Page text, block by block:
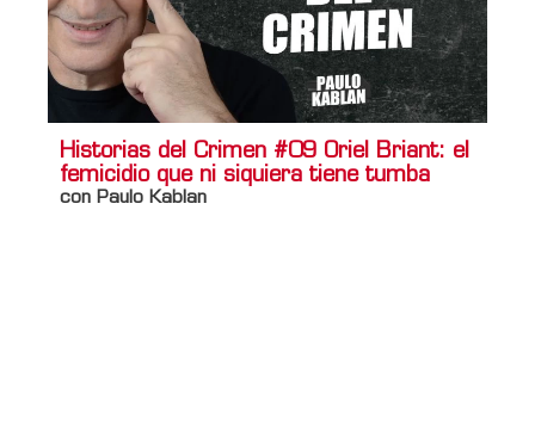
Historias del Crimen #09 Oriel Briant: el
femicidio que ni siquiera tiene tumba
con Paulo Kablan